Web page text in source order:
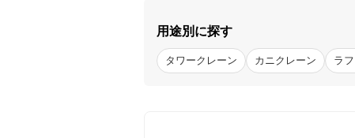
用途別に探す
タワークレーン カニクレーン ラ